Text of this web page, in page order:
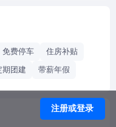
能化装（卸）车机作
理系统的核心零部
心能力掌握，为客户
，弘扬“克难攻坚、来
免费停车
住房补贴
期团建 带薪年假
注册或登录